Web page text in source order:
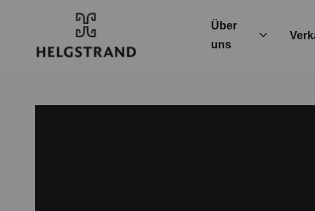
Über
uns